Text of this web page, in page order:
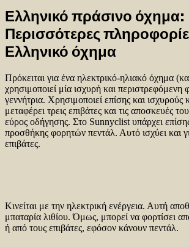
Ελληνικό πράσινο όχημα:
Περισσότερες
Ελληνικό όχημα
Πρόκειται για ένα ηλεκτρικό-ηλιακό όχημα
χρησιμοποιεί μία ισχυρή και περιστρεφόμενη
γεννήτρια. Χρησιμοποιεί επίσης και ισχυρούς
μεταφέρει τρεις επιβάτες και τις αποσκευές
εύρος οδήγησης. Στο Sunnyclist υπάρχει
προσθήκης φορητών πεντάλ. Αυτό ισχύει και
επιβάτες.
Κινείται με την ηλεκτρική ενέργεια. Αυτή
μπαταρία λιθίου. Όμως, μπορεί να φορτίσει
ή από τους επιβάτες, εφόσον κάνουν πεντάλ.